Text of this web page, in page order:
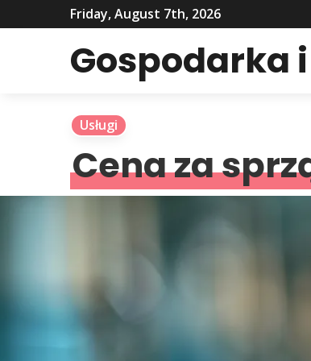
Friday, August 7th, 2026
Gospodarka
Usługi
Cena za